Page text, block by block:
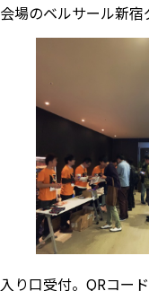
会場のベルサール新宿
入り口受付。QRコー